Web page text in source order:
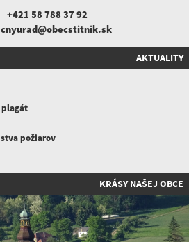
+421 58 788 37 92
AKTUALITY
plagát
požiarov
KRÁSY NAŠEJ OBCE